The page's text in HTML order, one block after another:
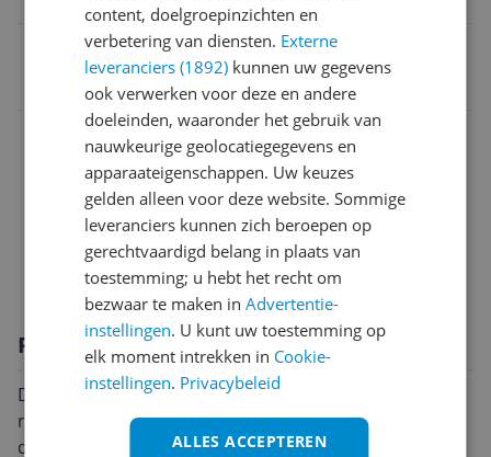
4030572106608
Materiaal
Model
Overige kenmerken
Productinformatie
Productomschrijving
De KlickFix Bikebasket 15l is een uiterst functionele en
ruimtebesparende keuze voor fietstochten of
dagelijkse pendelritten. Deze handige fietsmand heeft
content, doelgroepinzichten en
verbetering van diensten. Externe
leveranciers (1892) kunnen uw gegevens
ook verwerken voor deze en andere
doeleinden, waaronder het gebruik van
nauwkeurige geolocatiegegevens en
apparaateigenschappen. Uw keuzes
gelden alleen voor deze website. Sommige
leveranciers kunnen zich beroepen op
gerechtvaardigd belang in plaats van
toestemming; u hebt het recht om
bezwaar te maken inAdvertentie-
instellingen. U kunt uw toestemming op
elk moment intrekken in Cookie-
instellingen. Privacybeleid
ALLES ACCEPTEREN